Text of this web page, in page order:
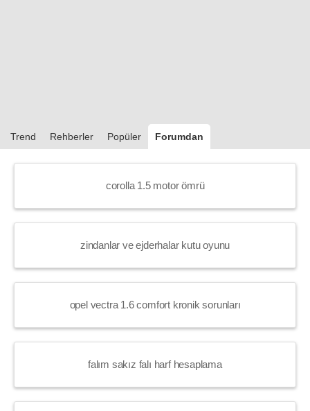
Trend Rehberler Popüler Forumdan
corolla 1.5 motor ömrü
zindanlar ve ejderhalar kutu oyunu
opel vectra 1.6 comfort kronik sorunları
falım sakız falı harf hesaplama